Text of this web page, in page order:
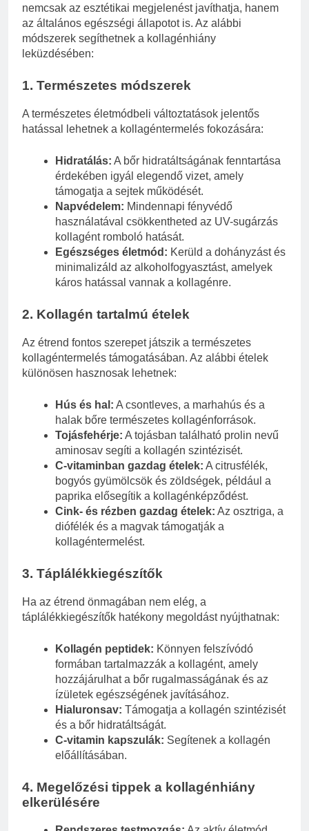
nemcsak az esztétikai megjelenést javíthatja, hanem
az általános egészségi állapotot is. Az alábbi
módszerek segíthetnek a kollagénhiány
leküzdésében:
1. Természetes módszerek
A természetes életmódbeli változtatások jelentős
hatással lehetnek a kollagéntermelés fokozására:
Hidratálás: A bőr hidratáltságának fenntartása
érdekében igyál elegendő vizet, amely
támogatja a sejtek működését.
Napvédelem: Mindennapi fényvédő
használatával csökkentheted az UV-sugárzás
kollagént romboló hatását.
Egészséges életmód: Kerüld a dohányzást és
minimalizáld az alkoholfogyasztást, amelyek
káros hatással vannak a kollagénre.
2. Kollagén tartalmú ételek
Az étrend fontos szerepet játszik a természetes
kollagéntermelés támogatásában. Az alábbi ételek
különösen hasznosak lehetnek:
Hús és hal: A csontleves, a marhahús és a
halak bőre természetes kollagénforrások.
Tojásfehérje: A tojásban található prolin nevű
aminosav segíti a kollagén szintézisét.
C-vitaminban gazdag ételek: A citrusfélék,
bogyós gyümölcsök és zöldségek, például a
paprika elősegítik a kollagénképződést.
Cink- és rézben gazdag ételek: Az osztriga, a
diófélék és a magvak támogatják a
kollagéntermelést.
3. Táplálékkiegészítők
Ha az étrend önmagában nem elég, a
táplálékkiegészítők hatékony megoldást nyújthatnak:
Kollagén peptidek: Könnyen felszívódó
formában tartalmazzák a kollagént, amely
hozzájárulhat a bőr rugalmasságának és az
ízületek egészségének javításához.
Hialuronsav: Támogatja a kollagén szintézisét
és a bőr hidratáltságát.
C-vitamin kapszulák: Segítenek a kollagén
előállításában.
4. Megelőzési tippek a kollagénhiány
elkerülésére